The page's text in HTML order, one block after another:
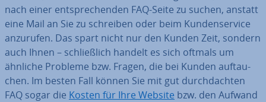
nach einer ent­spre­chen­den FAQ-Seite zu suchen, anstatt
eine Mail an Sie zu schreiben oder beim Kun­den­ser­vice
anzurufen. Das spart nicht nur den Kunden Zeit, sondern
auch Ihnen – schließ­lich handelt es sich oftmals um
ähnliche Probleme bzw. Fragen, die bei Kunden auf­tau­
chen. Im besten Fall können Sie mit gut durch­dach­ten
FAQ sogar die Kosten für Ihre Website bzw. den Aufwand